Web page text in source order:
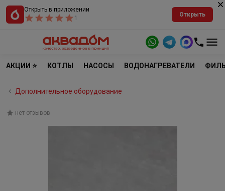
Открыть в приложении
1
Открыть
АКЦИИ ⭐ КОТЛЫ НАСОСЫ ВОДОНАГРЕВАТЕЛИ
Дополнительное оборудование
нет отзывов